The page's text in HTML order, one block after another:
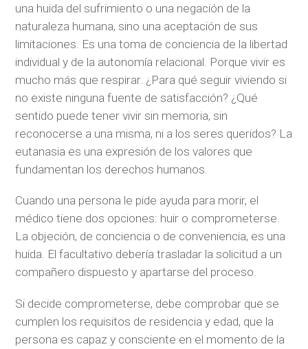
una huida del sufrimiento o una negación de la
naturaleza humana, sino una aceptación de sus
limitaciones. Es una toma de conciencia de la libertad
individual y de la autonomía relacional. Porque vivir es
mucho más que respirar. ¿Para qué seguir viviendo si
no existe ninguna fuente de satisfacción? ¿Qué
sentido puede tener vivir sin memoria, sin
reconocerse a una misma, ni a los seres queridos? La
eutanasia es una expresión de los valores que
fundamentan los derechos humanos.
Cuando una persona le pide ayuda para morir, el
médico tiene dos opciones: huir o comprometerse.
La objeción, de conciencia o de conveniencia, es una
huida. El facultativo debería trasladar la solicitud a un
compañero dispuesto y apartarse del proceso.
Si decide comprometerse, debe comprobar que se
cumplen los requisitos de residencia y edad, que la
persona es capaz y consciente en el momento de la